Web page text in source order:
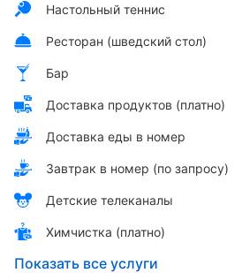
Настольный теннис
Ресторан (шведский стол)
Бар
Доставка продуктов (платно)
Доставка еды в номер
Завтрак в номер (по запросу)
Детские телеканалы
Химчистка (платно)
Показать все услуги